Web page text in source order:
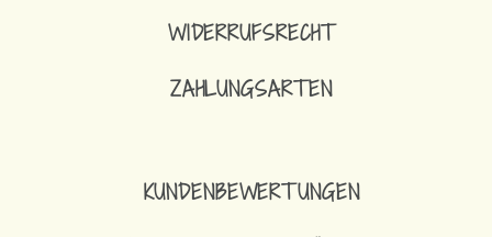
WIDERRUFSRECHT
ZAHLUNGSARTEN
KUNDENBEWERTUNGEN